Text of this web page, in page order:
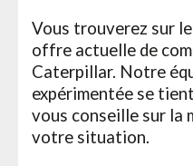
Vous trouverez sur
offre actuelle de
Caterpillar. Notre
expérimentée se
vous conseille sur la
votre situation.